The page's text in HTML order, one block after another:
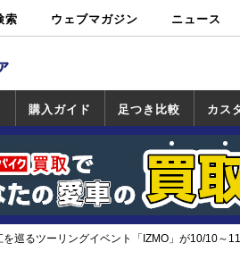
索 ウェブマガジン ニュース
購入ガイド
一覧
足つき比較 カス
カス
一覧
ホンダ
ヤマハ
スズキ
カワ
を巡るツーリングイベント「IZMO」が10/10～